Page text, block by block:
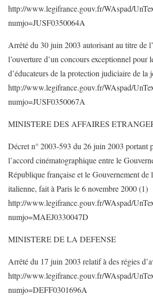
http://www.legifrance.gouv.fr/WAspad/
numjo=JUSF0350064A
Arrêté du 30 juin 2003 autorisant au titre de
l’ouverture d’un concours exceptionnel pour
d’éducateurs de la protection judiciaire de la
http://www.legifrance.gouv.fr/WAspad/
numjo=JUSF0350067A
MINISTERE DES AFFAIRES
Décret n° 2003-593 du 26 juin 2003 portant
l’accord cinématographique entre le
République française et le Gouvernement de
italienne, fait à Paris le 6 novembre 2000 (1)
http://www.legifrance.gouv.fr/WAspad/
numjo=MAEJ0330047D
MINISTERE DE LA DEFENSE
Arrêté du 17 juin 2003 relatif à des régies
http://www.legifrance.gouv.fr/WAspad/
numjo=DEFF0301696A